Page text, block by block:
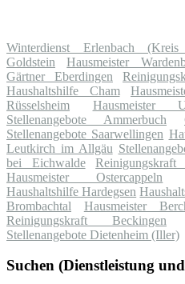
Winterdienst Erlenbach
Goldstein
Hausmeister
Gärtner Eberdingen
Haushaltshilfe Cham
Rüsselsheim
Hausmeister
Stellenangebote Ammerbuch
Stellenangebote Saarwellingen
Leutkirch im Allgäu
bei Eichwalde
Reinigungskraft
Hausmeister Ostercappeln
Haushaltshilfe Hardegsen
Brombachtal
Hausmeister
Reinigungskraft Beckingen
Stellenangebote Dietenheim (Iller)
Suchen (Dienstleistung